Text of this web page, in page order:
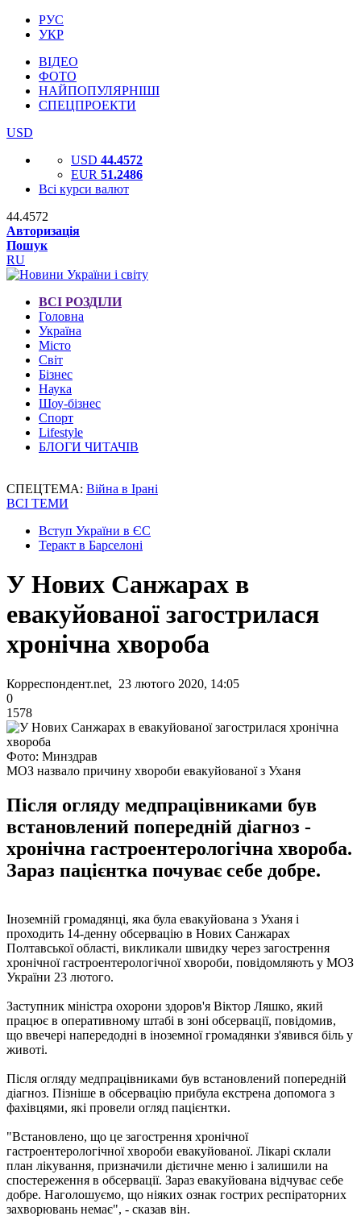
РУС
УКР
ВІДЕО
ФОТО
НАЙПОПУЛЯРНІШІ
СПЕЦПРОЕКТИ
USD
USD 44.4572
EUR 51.2486
Всі курси валют
44.4572
Авторизація
Пошук
RU
ВСІ РОЗДІЛИ
Головна
Україна
Місто
Світ
Бізнес
Наука
Шоу-бізнес
Спорт
Lifestyle
БЛОГИ ЧИТАЧІВ
СПЕЦТЕМА: Війна в Ірані
ВСІ ТЕМИ
Вступ України в ЄС
Теракт в Барселоні
У Нових Санжарах в
евакуйованої загострилася
хронічна хвороба
Корреспондент.net, 23 лютого 2020, 14:05
0
1578
Фото: Минздрав
МОЗ назвало причину хвороби евакуйованої з Уханя
Після огляду медпрацівниками був
встановлений попередній діагноз -
хронічна гастроентерологічна хвороба.
Зараз пацієнтка почуває себе добре.
Іноземній громадянці, яка була евакуйована з Уханя і
проходить 14-денну обсервацію в Нових Санжарах
Полтавської області, викликали швидку через загострення
хронічної гастроентерологічної хвороби, повідомляють у МОЗ
України 23 лютого.
Заступник міністра охорони здоров'я Віктор Ляшко, який
працює в оперативному штабі в зоні обсервації, повідомив,
що ввечері напередодні в іноземної громадянки з'явився біль у
животі.
Після огляду медпрацівниками був встановлений попередній
діагноз. Пізніше в обсервацію прибула екстрена допомога з
фахівцями, які провели огляд пацієнтки.
"Встановлено, що це загострення хронічної
гастроентерологічної хвороби евакуйованої. Лікарі склали
план лікування, призначили дієтичне меню і залишили на
спостереження в обсервації. Зараз евакуйована відчуває себе
добре. Наголошуємо, що ніяких ознак гострих респіраторних
захворювань немає", - сказав він.